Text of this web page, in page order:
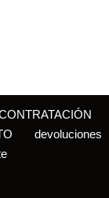
devoluciones